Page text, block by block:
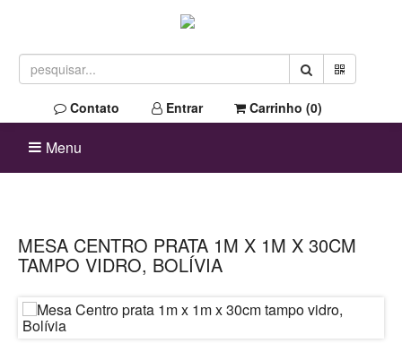
Contato Entrar Carrinho (0)
Menu
MESA CENTRO PRATA 1M X 1M X 30CM
TAMPO VIDRO, BOLÍVIA